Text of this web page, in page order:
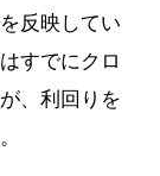
反映してい
すでにクロ
、利回りを